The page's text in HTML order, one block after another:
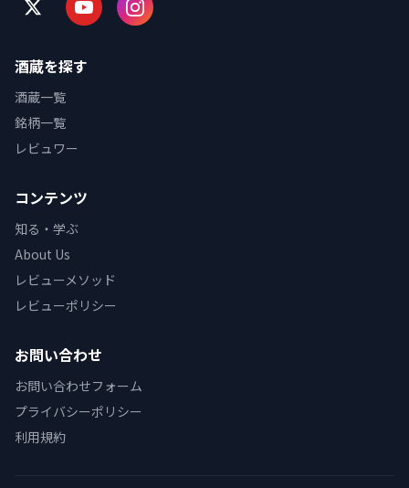
酒蔵を探す
酒蔵一覧
銘柄一覧
レビュワー
コンテンツ
知る・学ぶ
About Us
レビューメソッド
レビューポリシー
お問い合わせ
お問い合わせフォーム
プライバシーポリシー
利用規約